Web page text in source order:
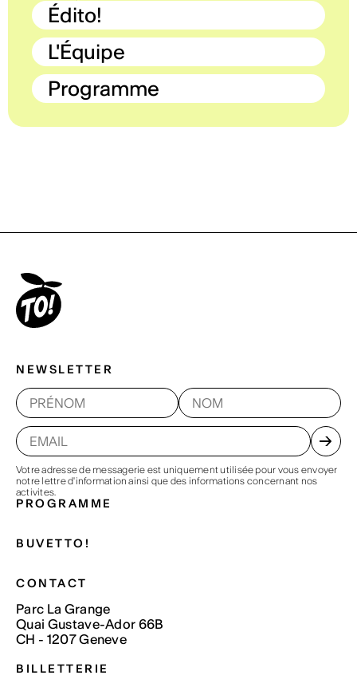
Édito!
L'Équipe
Programme
NEWSLETTER
Votre adresse de messagerie est uniquement utilisée pour vous envoyer
notre lettre d'information ainsi que des informations concernant nos
activites.
PROGRAMME
BUVETTO!
CONTACT
Parc La Grange
Quai Gustave-Ador 66B
CH - 1207 Geneve
BILLETTERIE